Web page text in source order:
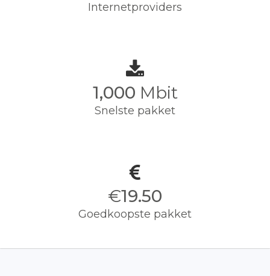
Internetproviders
1,000 Mbit
Snelste pakket
€19.50
Goedkoopste pakket